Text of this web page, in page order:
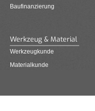
Baufinanzierung
Werkzeug & Material
Werkzeugkunde
Materialkunde